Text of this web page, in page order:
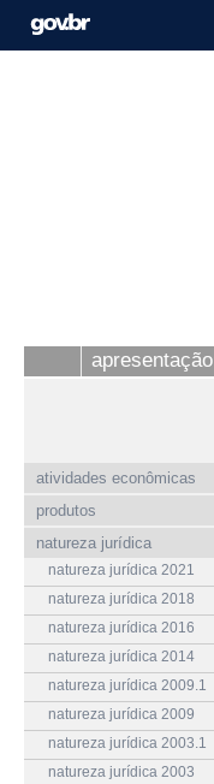
apresentação
atividades econômicas
produtos
natureza jurídica
natureza jurídica 2021
natureza jurídica 2018
natureza jurídica 2016
natureza jurídica 2014
natureza jurídica 2009.1
natureza jurídica 2009
natureza jurídica 2003.1
natureza jurídica 2003